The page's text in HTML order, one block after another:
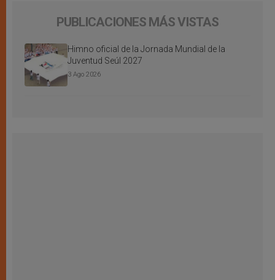
PUBLICACIONES MÁS VISTAS
Himno oficial de la Jornada Mundial de la
Juventud Seúl 2027
3 Ago 2026